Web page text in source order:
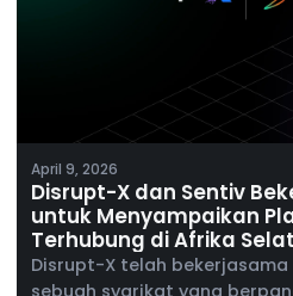
April 9, 2026
Disrupt-X dan Sentiv
untuk Menyampaikan
Terhubung di Afrika
Disrupt-X telah bekerjasama